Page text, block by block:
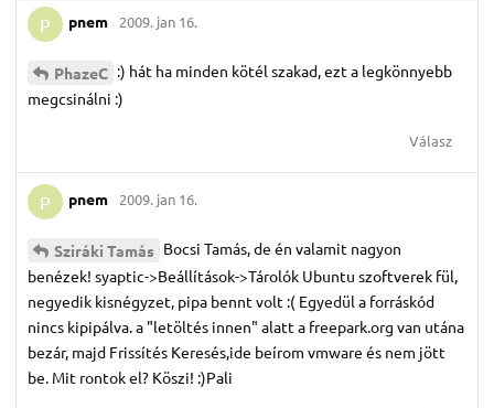
P pnem 2009. jan 16.
PhazeC :) hát ha minden kötél szakad, ezt a legkönnyebb
megcsinálni :)
Válasz
P pnem 2009. jan 16.
Sziráki Tamás Bocsi Tamás, de én valamit nagyon
benézek! syaptic->Beállítások->Tárolók Ubuntu szoftverek fül,
negyedik kisnégyzet, pipa bennt volt :( Egyedül a forráskód
nincs kipipálva. a "letöltés innen" alatt a freepark.org van utána
bezár, majd Frissítés Keresés,ide beírom vmware és nem jött
be. Mit rontok el? Köszi! :)Pali